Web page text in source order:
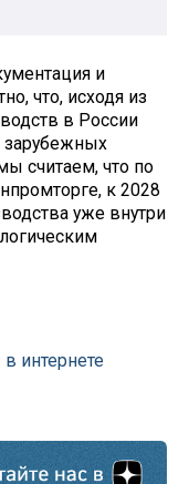
и
что, исходя из
в России
зарубежных
считаем, что по
к 2028
уже внутри
интернете